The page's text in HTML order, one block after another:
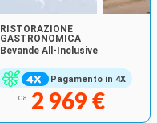
Pagamento in 4X
RISTORAZIONE
GASTRONOMICA
Bevande All-Inclusive
da 2 969 €